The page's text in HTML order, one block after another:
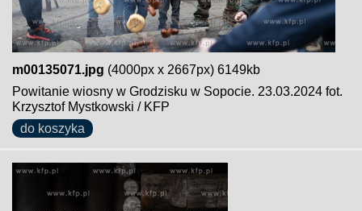
m00135071.jpg (4000px x 2667px) 6149kb
Powitanie wiosny w Grodzisku w Sopocie. 23.03.2024 fot.
Krzysztof Mystkowski / KFP
do koszyka